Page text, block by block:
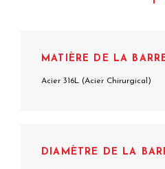
MATIÈRE DE LA
Acier 316L (Acier Chirurgical)
DIAMÈTRE DE LA